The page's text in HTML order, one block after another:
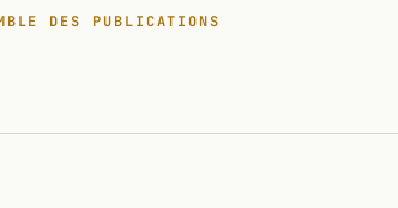
DES PUBLICATIONS